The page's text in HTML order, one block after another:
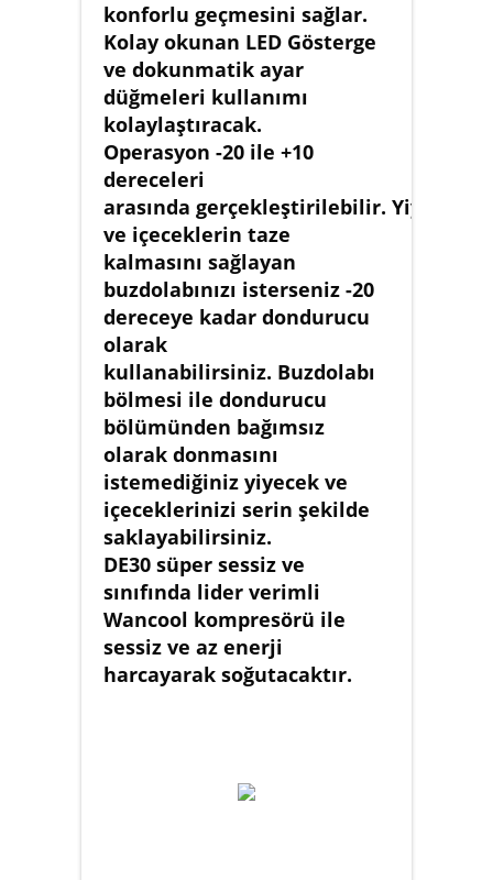
konforlu geçmesini sağlar.
Kolay okunan LED Gösterge
ve dokunmatik ayar
düğmeleri kullanımı
kolaylaştıracak.
Operasyon -20 ile +10
dereceleri
arasında gerçekleştirilebilir. Yiyecek
ve içeceklerin taze
kalmasını sağlayan
buzdolabınızı isterseniz -20
dereceye kadar dondurucu
olarak
kullanabilirsiniz. Buzdolabı
bölmesi ile dondurucu
bölümünden bağımsız
olarak donmasını
istemediğiniz yiyecek ve
içeceklerinizi serin şekilde
saklayabilirsiniz.
DE30 süper sessiz ve
sınıfında lider verimli
Wancool kompresörü ile
sessiz ve az enerji
harcayarak soğutacaktır.